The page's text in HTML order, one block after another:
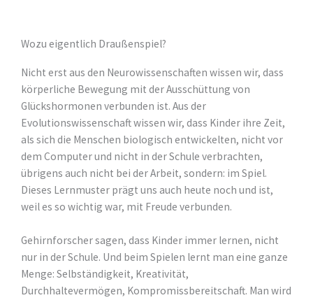
Wozu eigentlich Draußenspiel?
Nicht erst aus den Neurowissenschaften wissen wir, dass
körperliche Bewegung mit der Ausschüttung von
Glückshormonen verbunden ist. Aus der
Evolutionswissenschaft wissen wir, dass Kinder ihre Zeit,
als sich die Menschen biologisch entwickelten, nicht vor
dem Computer und nicht in der Schule verbrachten,
übrigens auch nicht bei der Arbeit, sondern: im Spiel.
Dieses Lernmuster prägt uns auch heute noch und ist,
weil es so wichtig war, mit Freude verbunden.
Gehirnforscher sagen, dass Kinder immer lernen, nicht
nur in der Schule. Und beim Spielen lernt man eine ganze
Menge: Selbständigkeit, Kreativität,
Durchhaltevermögen, Kompromissbereitschaft. Man wird